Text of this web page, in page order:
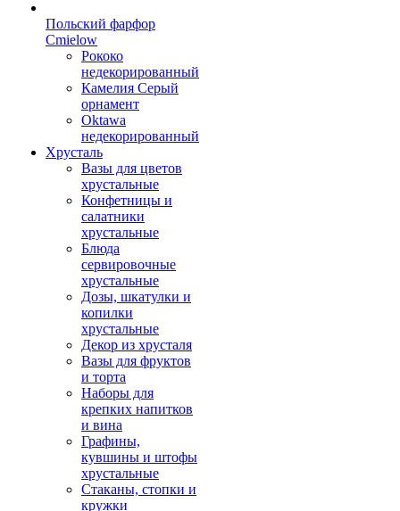
Польский фарфор
Сmielow
Рококо
недекорированный
Камелия Серый
орнамент
Oktawa
недекорированный
Хрусталь
Вазы для цветов
хрустальные
Конфетницы и
салатники
хрустальные
Блюда
сервировочные
хрустальные
Дозы, шкатулки и
копилки
хрустальные
Декор из хрусталя
Вазы для фруктов
и торта
Наборы для
крепких напитков
и вина
Графины,
кувшины и штофы
хрустальные
Стаканы, стопки и
кружки